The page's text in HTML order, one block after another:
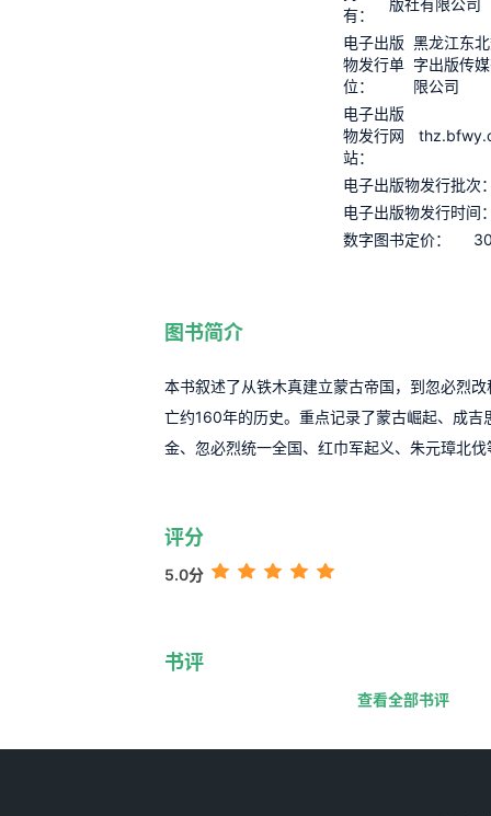
有：
版社有限公司
电子出版
物发行单
位：
黑龙江东
字出版传
限公司
电子出版
物发行网
站：
电子出版物发行批次
电子出版物发行时间
数字图书定价：
图书简介
本书叙述了从铁木真建立蒙古帝国，到忽必烈
亡约160年的历史。重点记录了蒙古崛起、成吉
金、忽必烈统一全国、红巾军起义、朱元璋北
评分
5.0分
书评
查看全部书评